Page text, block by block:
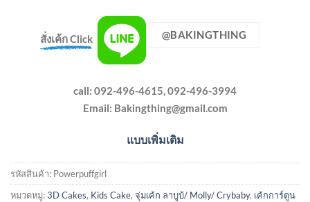
สั่งเค้ก Click @BAKINGTHING
call: 092-496-4615, 092-496-3994
Email: Bakingthing@gmail.com
แบบเพิ่มเติม
รหัสสินค้า: Powerpuffgirl
หมวดหมู่:3D Cakes, Kids Cake, จุ่มเค้ก ลาบูบ้/ Molly/ Crybaby, เค้กการ์ตูน